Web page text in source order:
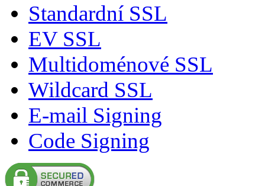
Standardní SSL
EV SSL
Multidoménové SSL
Wildcard SSL
E-mail Signing
Code Signing